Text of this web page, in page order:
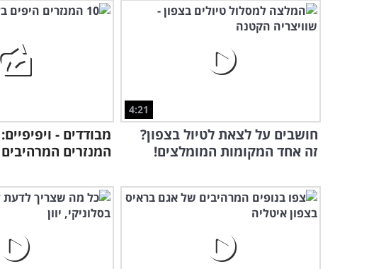
4:21
חושבים על לצאת לטיול בצפון?
זה אחד המקומות המומלצים!
המנזרים